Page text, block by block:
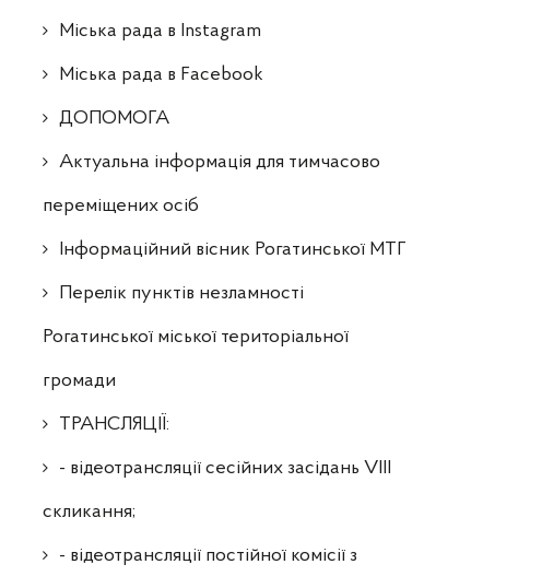
Міська рада в Instagram
Міська рада в Facebook
ДОПОМОГА
Актуальна інформація для тимчасово
переміщених осіб
Інформаційний вісник Рогатинської МТГ
Перелік пунктів незламності
Рогатинської міської територіальної
громади
ТРАНСЛЯЦІЇ:
- відеотрансляції сесійних засідань VIII
скликання;
- відеотрансляції постійної комісії з